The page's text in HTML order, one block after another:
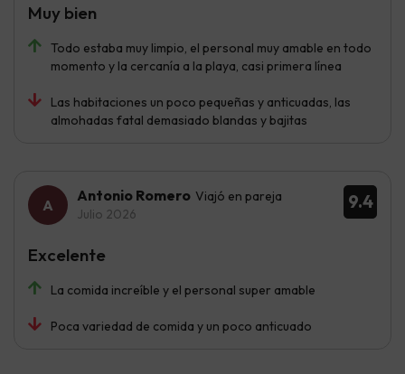
Todo estaba muy limpio, el personal muy amable en todo
momento y la cercanía a la playa, casi primera línea
Las habitaciones un poco pequeñas y anticuadas, las
almohadas fatal demasiado blandas y bajitas
Muy bien
9.4
Antonio Romero Viajó en pareja
Julio 2026
La comida increíble y el personal super amable
Poca variedad de comida y un poco anticuado
Excelente